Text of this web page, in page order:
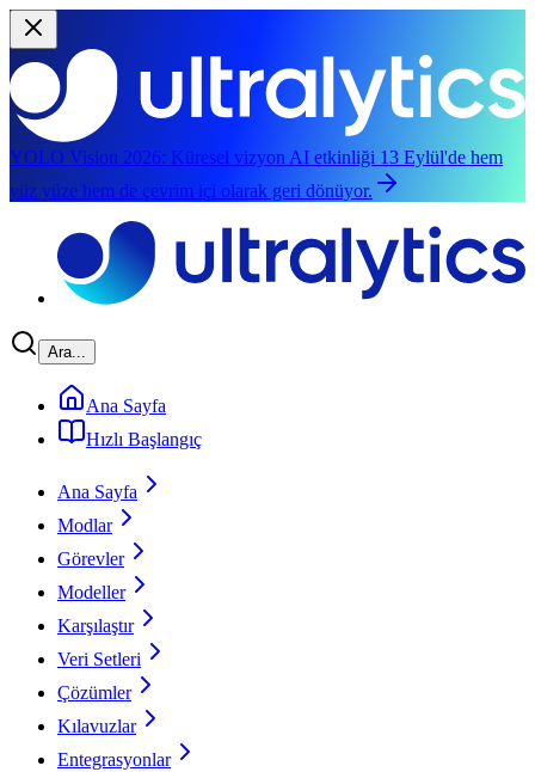
YOLO Vision 2026: Küresel vizyon AI etkinliği 13 Eylül'de hem
yüz yüze hem de çevrim içi olarak geri dönüyor.
Ara...
Ana Sayfa
Hızlı Başlangıç
Ana Sayfa
Modlar
Görevler
Modeller
Karşılaştır
Veri Setleri
Çözümler
Kılavuzlar
Entegrasyonlar